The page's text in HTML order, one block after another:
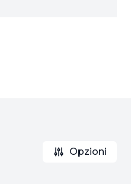
Opzioni